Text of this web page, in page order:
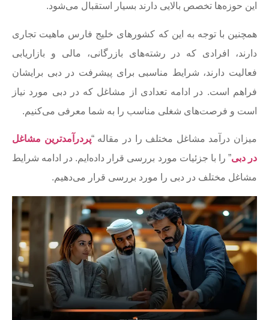
این حوزه‌ها تخصص بالایی دارند بسیار استقبال می‌شود.
همچنین با توجه به این که کشورهای خلیج فارس ماهیت تجاری
دارند، افرادی که در رشته‌های بازرگانی، مالی و بازاریابی
فعالیت دارند، شرایط مناسبی برای پیشرفت در دبی برایشان
فراهم است. در ادامه تعدادی از مشاغل که در دبی مورد نیاز
است و فرصت‌های شغلی مناسب را به شما معرفی می‌کنیم.
میزان درآمد مشاغل مختلف را در مقاله “پردرآمدترین مشاغل
در دبی” را با جزئیات مورد بررسی قرار داده‌ایم. در ادامه شرایط
مشاغل مختلف در دبی را مورد بررسی قرار می‌دهیم.